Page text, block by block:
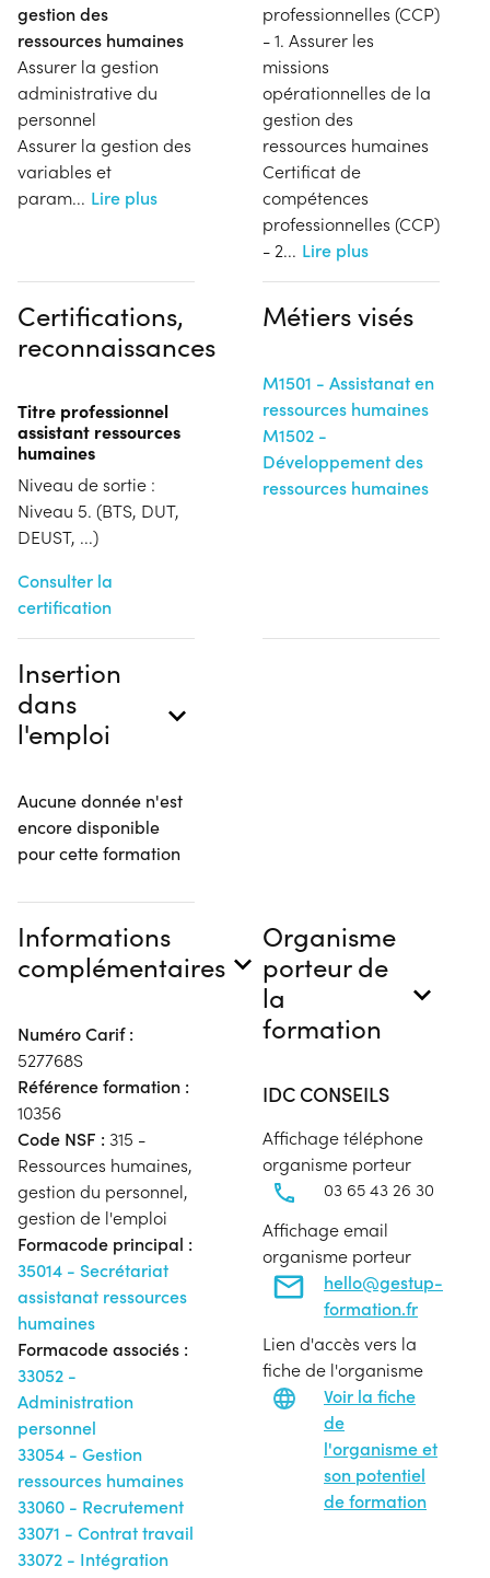
gestion des
ressources humaines
Assurer la gestion
administrative du
personnel
Assurer la gestion des
variables et
param... Lire plus
professionnelles (CCP)
- 1. Assurer les
missions
opérationnelles de la
gestion des
ressources humaines
Certificat de
compétences
professionnelles (CCP)
- 2... Lire plus
Certifications,
reconnaissances
Titre professionnel
assistant ressources
humaines
Niveau de sortie :
Niveau 5. (BTS, DUT,
DEUST, ...)
Consulter la
certification
Métiers visés
M1501 - Assistanat en
ressources humaines
M1502 -
Développement des
ressources humaines
Insertion
dans
l'emploi
Aucune donnée n'est
encore disponible
pour cette formation
Informations
complémentaires
Numéro Carif :
527768S
Référence formation :
10356
Code NSF : 315 -
Ressources humaines,
gestion du personnel,
gestion de l'emploi
Formacode principal :
35014 - Secrétariat
assistanat ressources
humaines
Formacode associés :
33052 -
Administration
personnel
33054 - Gestion
ressources humaines
33060 - Recrutement
33071 - Contrat travail
33072 - Intégration
Organisme
porteur de
la
formation
IDC CONSEILS
Affichage téléphone
organisme porteur
03 65 43 26 30
Affichage email
organisme porteur
hello@gestup-
formation.fr
Lien d'accès vers la
fiche de l'organisme
Voir la fiche
de
l'organisme et
son potentiel
de formation